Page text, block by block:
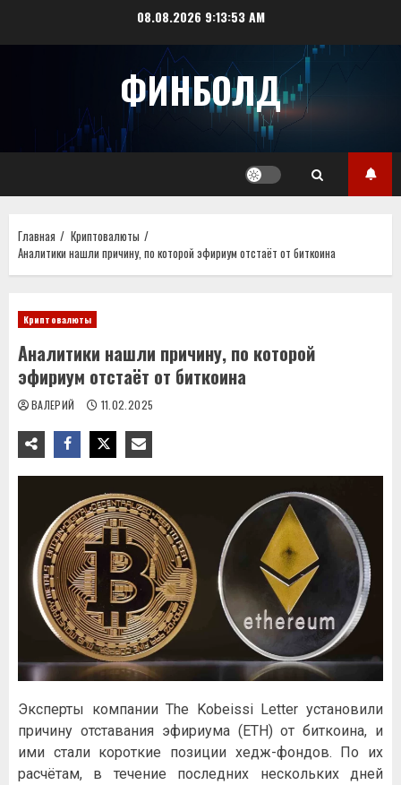
08.08.2026 9:13:53 AM
ФИНБОЛД
Главная
Криптовалюты
Аналитики нашли причину, по которой эфириум отстаёт от биткоина
Криптовалюты
Аналитики нашли причину, по которой
эфириум отстаёт от биткоина
ВАЛЕРИЙ 11.02.2025
Эксперты компании The Kobeissi Letter установили
причину отставания эфириума (ETH) от биткоина, и
ими стали короткие позиции хедж-фондов. По их
расчётам, в течение последних нескольких дней